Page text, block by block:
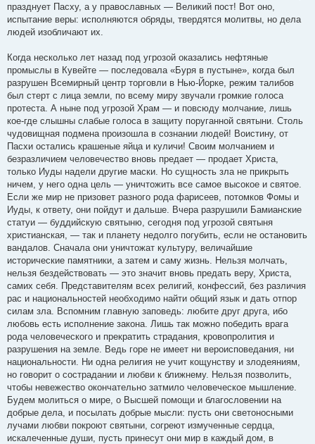
празднует Пасху, а у православных — Великий пост! Вот оно,
испытание веры: исполняются обряды, твердятся молитвы, но дела
людей изобличают их.
Когда несколько лет назад под угрозой оказались нефтяные
промыслы в Кувейте — последовала «Буря в пустыне», когда был
разрушен Всемирный центр торговли в Нью-Йорке, режим талибов
был стерт с лица земли, по всему миру звучали громкие голоса
протеста. А ныне под угрозой Храм — и повсюду молчание, лишь
кое-где слышны слабые голоса в защиту поруганной святыни. Столь
чудовищная подмена произошла в сознании людей! Воистину, от
Пасхи остались крашеные яйца и куличи! Своим молчанием и
безразличием человечество вновь предает — продает Христа,
только Иуды надели другие маски. Но сущность зла не прикрыть
ничем, у него одна цель — уничтожить все самое высокое и святое.
Если же мир не призовет разного рода фарисеев, потомков Фомы и
Иуды, к ответу, они пойдут и дальше. Вчера разрушили Бамианские
статуи — буддийскую святыню, сегодня под угрозой святыня
христианская, — так и планету недолго погубить, если не остановить
вандалов. Сначала они уничтожат культуру, величайшие
исторические памятники, а затем и саму жизнь. Нельзя молчать,
нельзя бездействовать — это значит вновь предать веру, Христа,
самих себя. Представителям всех религий, конфессий, без различия
рас и национальностей необходимо найти общий язык и дать отпор
силам зла. Вспомним главную заповедь: любите друг друга, ибо
любовь есть исполнение закона. Лишь так можно победить врага
рода человеческого и прекратить страдания, кровопролития и
разрушения на земле. Ведь горе не имеет ни вероисповедания, ни
национальности. Ни одна религия не учит кощунству и злодеяниям,
но говорит о сострадании и любви к ближнему. Нельзя позволить,
чтобы невежество окончательно затмило человеческое мышление.
Будем молиться о мире, о Высшей помощи и благословении на
добрые дела, и посылать добрые мысли: пусть они светоносными
лучами любви покроют святыни, согреют измученные сердца,
искалеченные души, пусть принесут они мир в каждый дом, в